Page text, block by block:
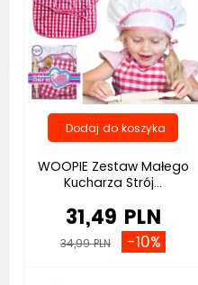
WOOPIE Zestaw Małego
Kucharza Strój...
31,49 PLN
34,99 PLN -10%